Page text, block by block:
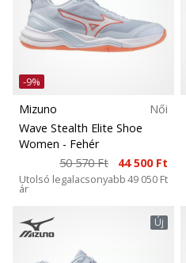
fel
a
technikai
újdonságokat
és
nézd
meg,
megéri…
2024.11.25.
•
3 perces olvasási idő
Légy
Szabás
Funkció
Modell
Játéktér
Cipő szélesség
-9%
Mizuno
Női
Wave Stealth Elite Shoe
Women - Fehér
50 570 Ft
44 500 Ft
Utolsó legalacsonyabb
ár
49 050 Ft
Új